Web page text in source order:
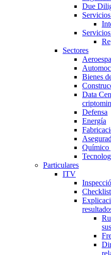
Due
Sectores
Bienes
Data
Defensa
Energía
Químico
Particulares
ITV